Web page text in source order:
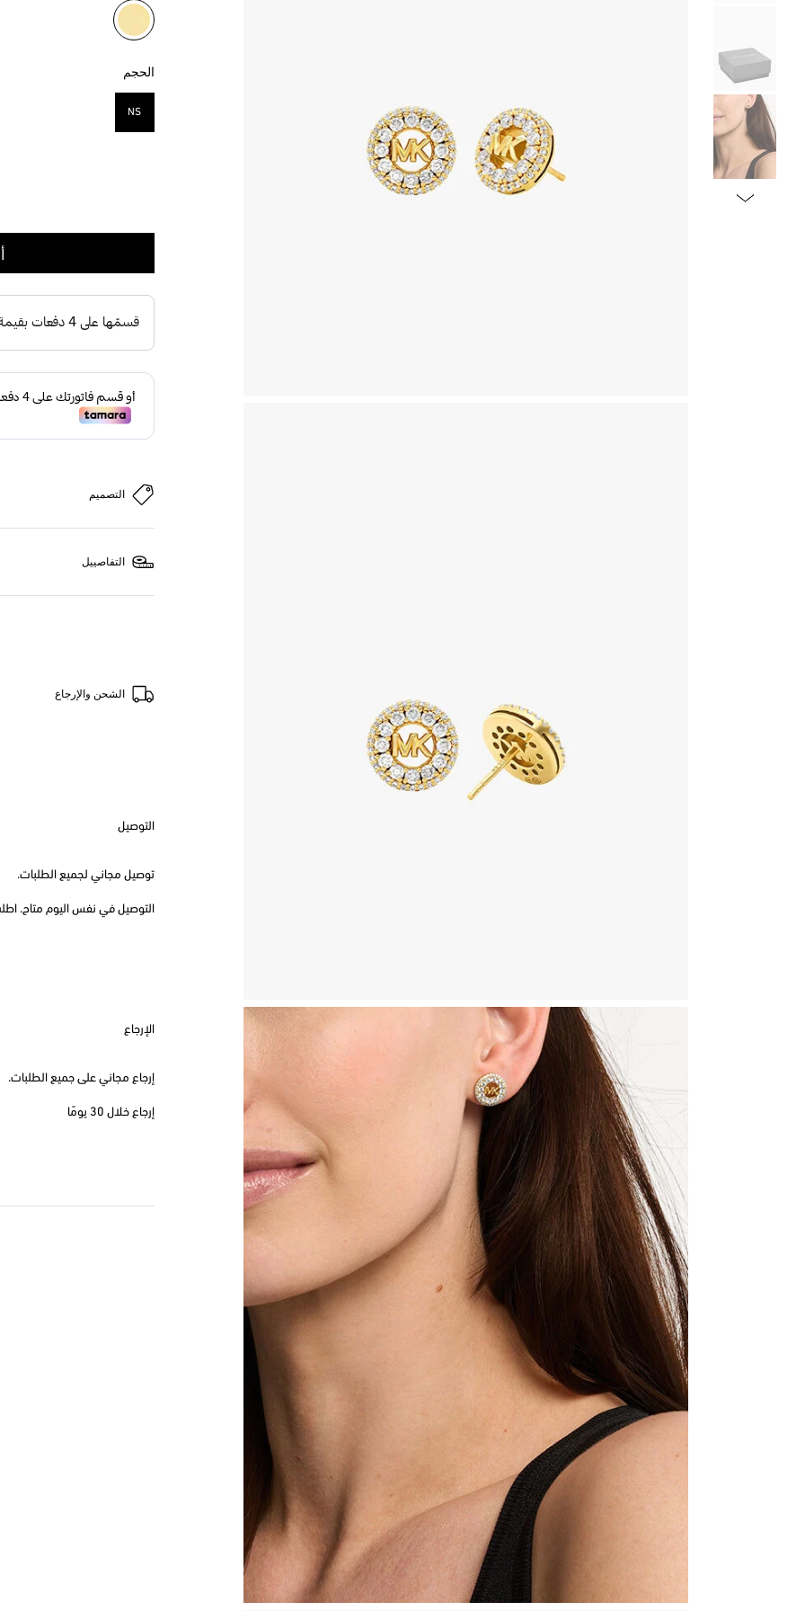
مختار
الحجم
NS
التصميم
التفاصييل
الشحن والإرجاع
التوصيل
توصيل مجاني لجميع الطلبات.
التوصيل في نفس اليوم متاح. اطلب
الإرجاع
إرجاع مجاني على جميع الطلبات.
إرجاع خلال 30 يومًا